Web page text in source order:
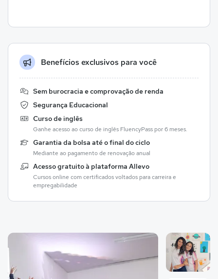
Benefícios exclusivos para você
Sem burocracia e comprovação de renda
Segurança Educacional
Curso de inglês
Ganhe acesso ao curso de inglês FluencyPass por 6 meses.
Garantia da bolsa até o final do ciclo
Mediante ao pagamento de renovação anual
Acesso gratuito à plataforma Allevo
Cursos online com certificados voltados para carreira e
empregabilidade
Galeria de imagem